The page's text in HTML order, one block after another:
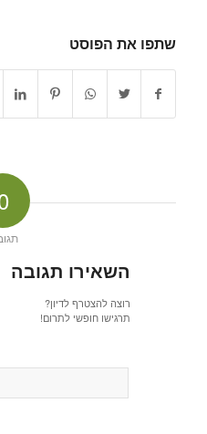
שתפו את הפוסט
השאירו תגובה
רוצה להצטרף לדיון?
תרגישו חופשי לתרום!